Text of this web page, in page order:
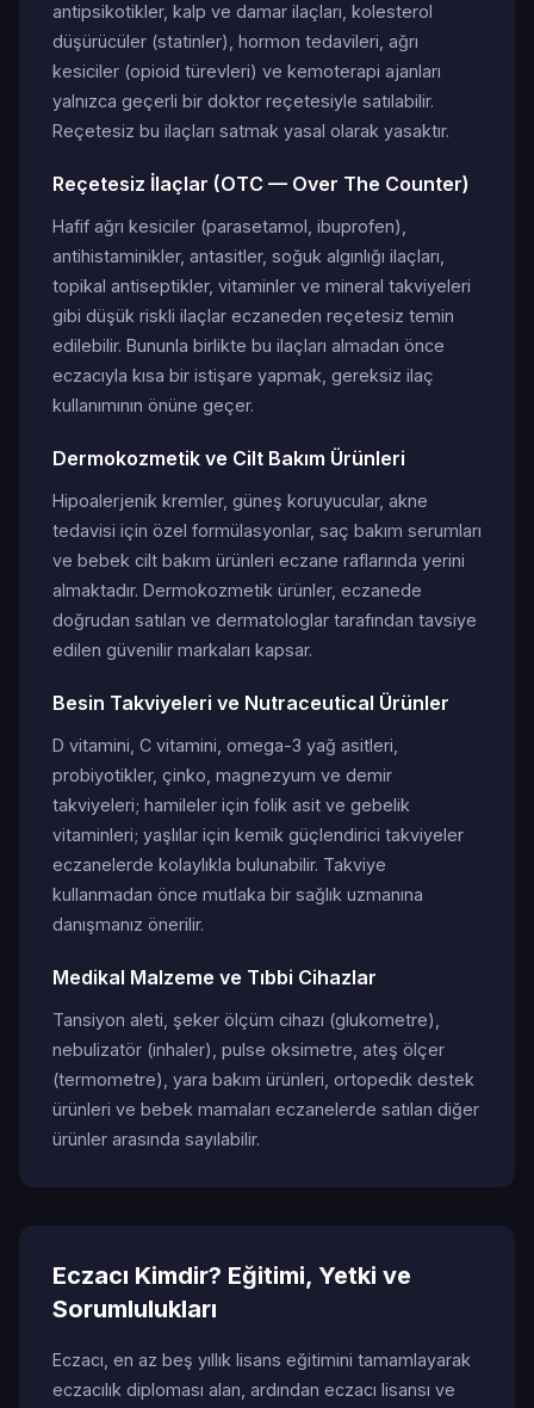
antipsikotikler, kalp ve damar ilaçları, kolesterol
düşürücüler (statinler), hormon tedavileri, ağrı
kesiciler (opioid türevleri) ve kemoterapi ajanları
yalnızca geçerli bir doktor reçetesiyle satılabilir.
Reçetesiz bu ilaçları satmak yasal olarak yasaktır.
Reçetesiz İlaçlar (OTC — Over The Counter)
Hafif ağrı kesiciler (parasetamol, ibuprofen),
antihistaminikler, antasitler, soğuk algınlığı ilaçları,
topikal antiseptikler, vitaminler ve mineral takviyeleri
gibi düşük riskli ilaçlar eczaneden reçetesiz temin
edilebilir. Bununla birlikte bu ilaçları almadan önce
eczacıyla kısa bir istişare yapmak, gereksiz ilaç
kullanımının önüne geçer.
Dermokozmetik ve Cilt Bakım Ürünleri
Hipoalerjenik kremler, güneş koruyucular, akne
tedavisi için özel formülasyonlar, saç bakım serumları
ve bebek cilt bakım ürünleri eczane raflarında yerini
almaktadır. Dermokozmetik ürünler, eczanede
doğrudan satılan ve dermatologlar tarafından tavsiye
edilen güvenilir markaları kapsar.
Besin Takviyeleri ve Nutraceutical Ürünler
D vitamini, C vitamini, omega-3 yağ asitleri,
probiyotikler, çinko, magnezyum ve demir
takviyeleri; hamileler için folik asit ve gebelik
vitaminleri; yaşlılar için kemik güçlendirici takviyeler
eczanelerde kolaylıkla bulunabilir. Takviye
kullanmadan önce mutlaka bir sağlık uzmanına
danışmanız önerilir.
Medikal Malzeme ve Tıbbi Cihazlar
Tansiyon aleti, şeker ölçüm cihazı (glukometre),
nebulizatör (inhaler), pulse oksimetre, ateş ölçer
(termometre), yara bakım ürünleri, ortopedik destek
ürünleri ve bebek mamaları eczanelerde satılan diğer
ürünler arasında sayılabilir.
Eczacı Kimdir? Eğitimi, Yetki ve
Sorumlulukları
Eczacı, en az beş yıllık lisans eğitimini tamamlayarak
eczacılık diploması alan, ardından eczacı lisansı ve